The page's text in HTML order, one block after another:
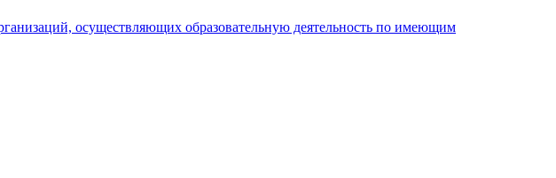
осуществляющих образовательную деятельность по имеющим